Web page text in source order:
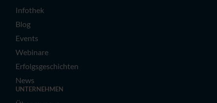
Infothek
Blog
Events
Webinare
Erfolgsgeschichten
News
UNTERNEHMEN